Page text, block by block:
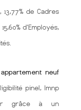
13,77% de Cadres
d'Employés,
appartement neuf
pinel, lmnp
grâce à un